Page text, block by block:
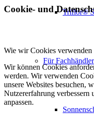
Triflor®
Für Fachhändler
Cookie- und
Wie wir Cookies verwenden
Wir können Cookies
werden. Wir verwenden
unsere Websites besuchen,
Nutzererfahrung verbessern
anpassen.